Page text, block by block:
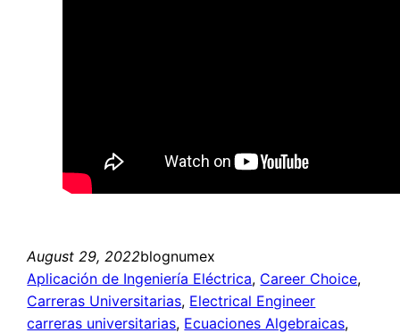
August 29, 2022blognumex
Aplicación de Ingeniería Eléctrica, Career Choice
Carreras Universitarias, Electrical Engineer
carreras universitarias, Ecuaciones Algebraicas